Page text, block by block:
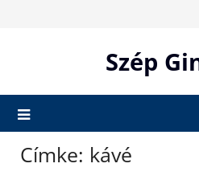
Szép
Címke: kávé